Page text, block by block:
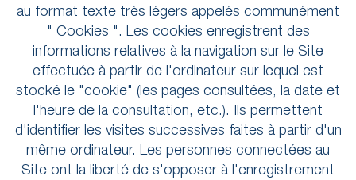
au format texte très légers appelés communément
" Cookies ". Les cookies enregistrent des
informations relatives à la navigation sur le Site
effectuée à partir de l'ordinateur sur lequel est
stocké le "cookie" (les pages consultées, la date et
l'heure de la consultation, etc.). Ils permettent
d'identifier les visites successives faites à partir d'un
même ordinateur. Les personnes connectées au
Site ont la liberté de s'opposer à l'enregistrement